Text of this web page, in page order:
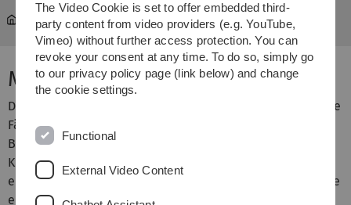
SAPS ... DAS Business Analytics
Modul DAS-Abschlussarbeit
Die Studierenden erweitern im Rahmen dieses Moduls die
Fähigkeit, ein Thema aus der aktuellen Forschung von
Business Analytics unter Beachtung wissenschaftlicher
Kriterien selbständig zu erarbeiten und darüber hinaus
eigene Lösungsansätze zu entwickeln. Über die Ergebnisse
erstellt der Studierende eine wissenschaftliche Arbeit.
The Video Cookie is set to offer embedded third-
party content from video providers (e.g. YouTube,
Vimeo) without further access protection. You can
revoke your consent at any time. To do so, simply go
to our privacy policy page (link below) and change
the cookie settings.
Functional
External Video Content